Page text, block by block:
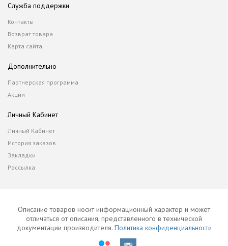
Служба поддержки
Контакты
Возврат товара
Карта сайта
Дополнительно
Партнерская программа
Акции
Личный Кабинет
Личный Кабинет
История заказов
Закладки
Рассылка
Описание товаров носит информационный характер и может
отличаться от описания, представленного в технической
документации производителя. Политика конфиденциальности